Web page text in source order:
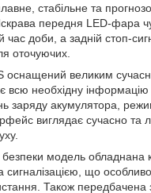
стабільне та
передня LED-фара
час доби, а задній стоп-
оточуючих.
оснащений великим
всю необхідну інформацію
заряду акумулятора,
виглядає сучасно та
безпеки модель обладнана
сигналізацією, що
Також передбачена